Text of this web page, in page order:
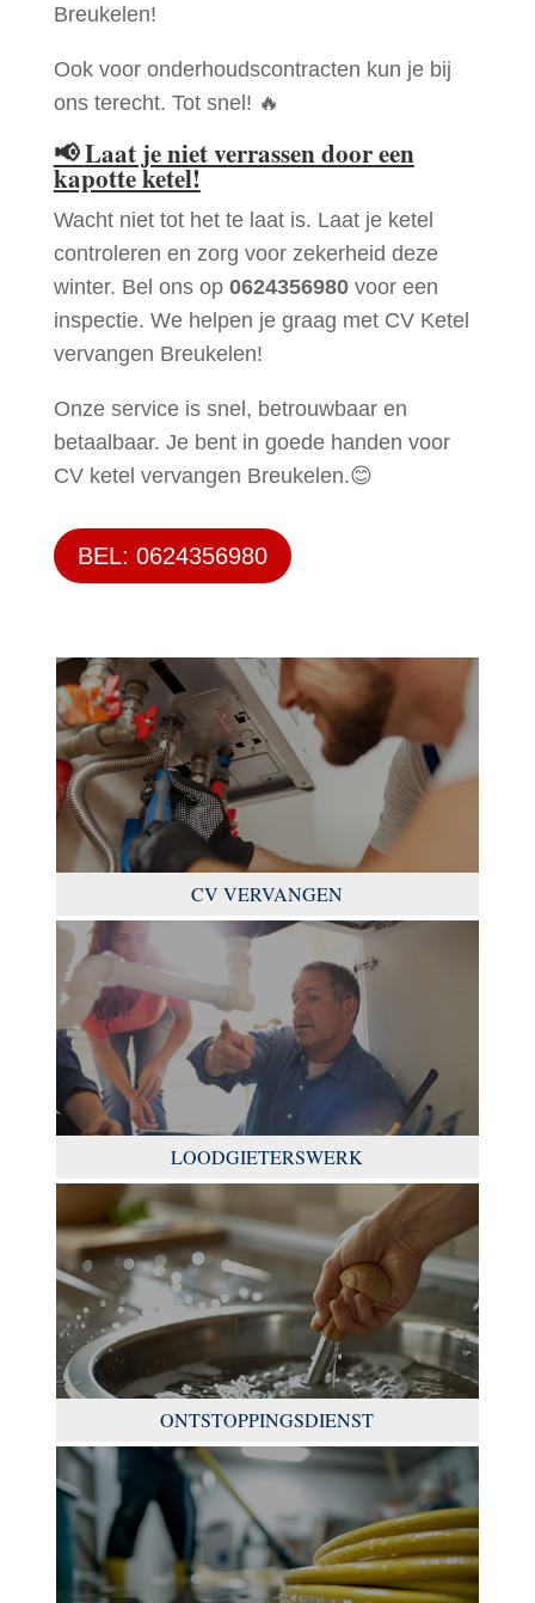
Breukelen!
Ook voor onderhoudscontracten kun je bij
ons terecht. Tot snel! 🔥
📢Laat je niet verrassen door een
kapotte ketel!
Wacht niet tot het te laat is. Laat je ketel
controleren en zorg voor zekerheid deze
winter. Bel ons op 0624356980voor een
inspectie. We helpen je graag met CV Ketel
vervangen Breukelen!
Onze service is snel, betrouwbaar en
betaalbaar. Je bent in goede handen voor
CV ketel vervangen Breukelen.😊
BEL: 0624356980
CV VERVANGEN
LOODGIETERSWERK
ONTSTOPPINGSDIENST